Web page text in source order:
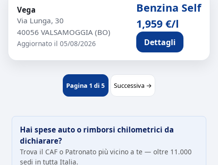
Vega
Via Lunga, 30
40056 VALSAMOGGIA (BO)
Aggiornato il 05/08/2026
Benzina Self
1,959 €/l
Dettagli
Pagina 1 di 5 Successiva →
Hai spese auto o rimborsi chilometrici da
dichiarare?
Trova il CAF o Patronato più vicino a te — oltre 11.000
sedi in tutta Italia.